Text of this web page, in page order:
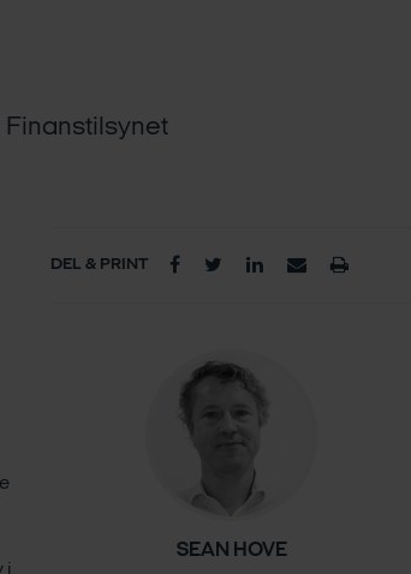
Finanstilsynet
DEL & PRINT
SEAN HOVE